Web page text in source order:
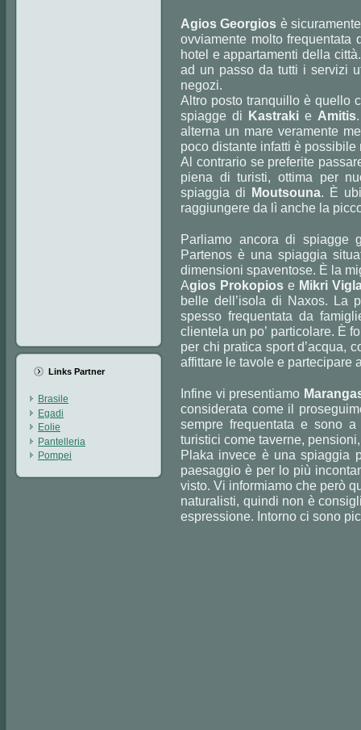
Links Partner
Brasile
Egadi
Eolie
Pantelleria
Pompei
Agios Georgios è
ovviamente molto frequentata
hotel e appartamenti della
ad un passo da tutti i servizi
negozi.
Altro posto tranquillo è quello
spiagge di Kastraki e Amitis
alterna un mare veramente
poco distante infatti è
Al contrario se preferite
piena di turisti, ottima per
spiaggia di Moutsouna. È
raggiungere da lì anche la
Parliamo ancora di
Partenos è una spiaggia
dimensioni spaventose. È la
Agios Prokopios e Mikri
belle dell’isola di Naxos. La
spesso frequentata da
clientela un po’ particolare. È
per chi pratica sport d’acqua,
affittare le tavole e partecipare
Infine vi presentiamo
considerata come il
sempre frequentata e sono
turistici come taverne,
Plaka invece è una spiaggia
paesaggio è per lo più
visto. Vi informiamo che però
naturalisti, quindi non è
espressione. Intorno ci sono